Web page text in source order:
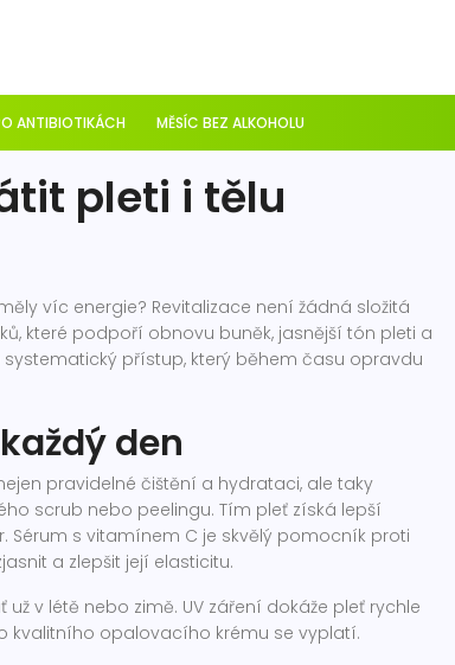
ANTIBIOTIKÁCH MĚSÍC BEZ ALKOHOLU
pleti i tělu
víc energie? Revitalizace není žádná složitá
které podpoří obnovu buněk, jasnější tón pleti a
přístup, který během času opravdu
den
pravidelné čištění a hydrataci, ale taky
scrub nebo peelingu. Tím pleť získá lepší
Sérum s vitamínem C je skvělý pomocník proti
a zlepšit její elasticitu.
v létě nebo zimě. UV záření dokáže pleť rychle
kvalitního opalovacího krému se vyplatí.